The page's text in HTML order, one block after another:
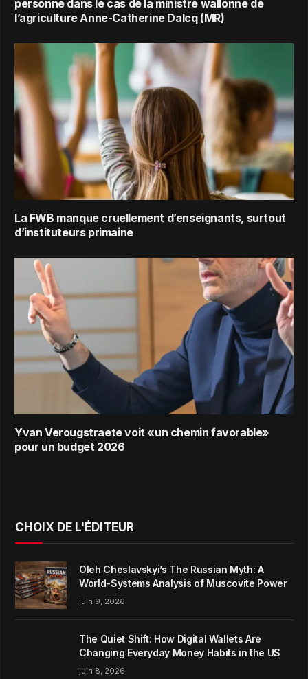
personne dans le cas de la ministre wallonne de
l’agriculture Anne-Catherine Dalcq (MR)
La FWB manque cruellement d’enseignants, surtout
d’instituteurs primaine
Yvan Verougstraete voit «un chemin favorable»
pour un budget 2026
CHOIX DE L'ÉDITEUR
Oleh Cheslavskyi’s The Russian Myth: A
World-Systems Analysis of Muscovite Power
juin 9, 2026
The Quiet Shift: How Digital Wallets Are
Changing Everyday Money Habits in the US
juin 8, 2026